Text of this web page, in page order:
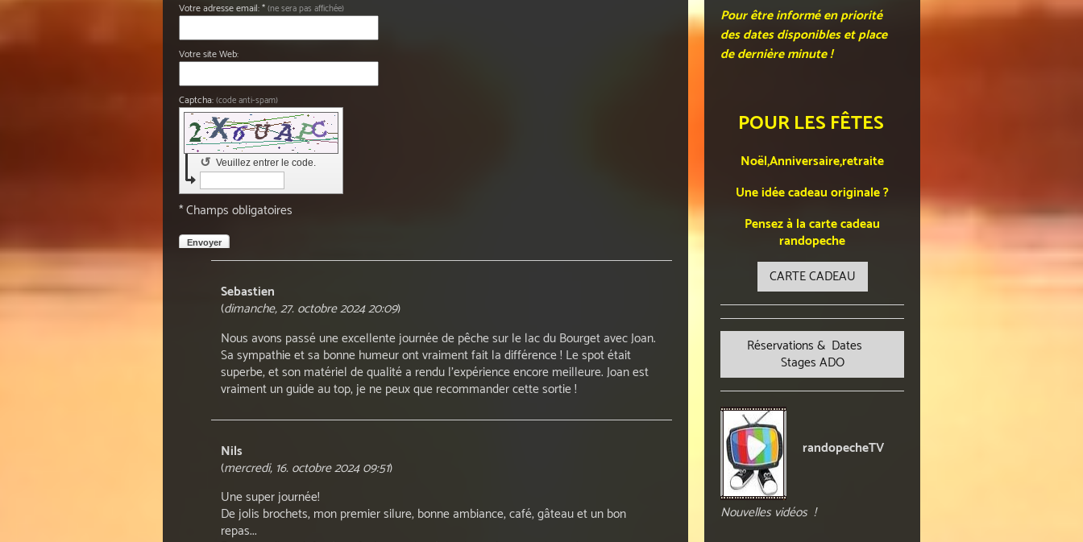
Votre adresse email: *(ne sera pas affichée)
Votre site Web:
Captcha:(code anti-spam)
Veuillez entrer le code.
↺
* Champs obligatoires
Envoyer
Sebastien
(dimanche, 27. octobre 2024 20:09)
Nous avons passé une excellente journée de pêche sur le lac du Bourget avec Joan.
Sa sympathie et sa bonne humeur ont vraiment fait la différence ! Le spot était
superbe, et son matériel de qualité a rendu l'expérience encore meilleure. Joan est
vraiment un guide au top, je ne peux que recommander cette sortie !
Nils
(mercredi, 16. octobre 2024 09:51)
Une super journée!
De jolis brochets, mon premier silure, bonne ambiance, café, gâteau et un bon
repas...
Pour être informé en priorité
des dates disponibles et place
de dernière minute !
POUR LES FÊTES
Noël,Anniversaire,retraite
Une idée cadeau originale ?
Pensez à la carte cadeau
randopeche
CARTE CADEAU
Réservations & Dates
Stages ADO
randopecheTV
Nouvelles vidéos !